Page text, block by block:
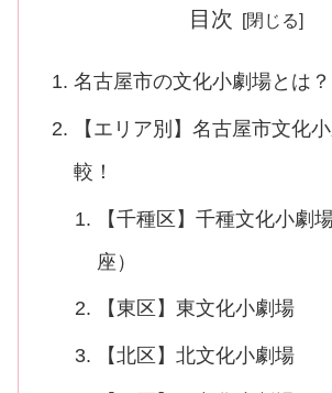
目次
名古屋市の文化小劇場とは？
【エリア別】名古屋市文化
較！
【千種区】千種文化小劇
座）
【東区】東文化小劇場
【北区】北文化小劇場